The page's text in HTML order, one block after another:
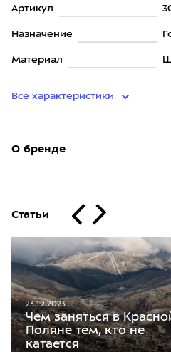
Артикул
Назначение
Материал
Все характеристики
О бренде
Статьи
23.12.2023
Чем заняться в
Поляне тем, кто не
катается